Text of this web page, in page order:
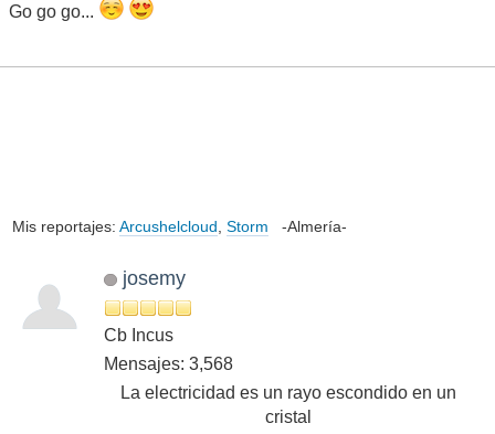
Go go go...
Mis reportajes: Arcushelcloud Storm -Almería-
josemy
Cb Incus
Mensajes: 3,568
La electricidad es un rayo escondido en un
cristal